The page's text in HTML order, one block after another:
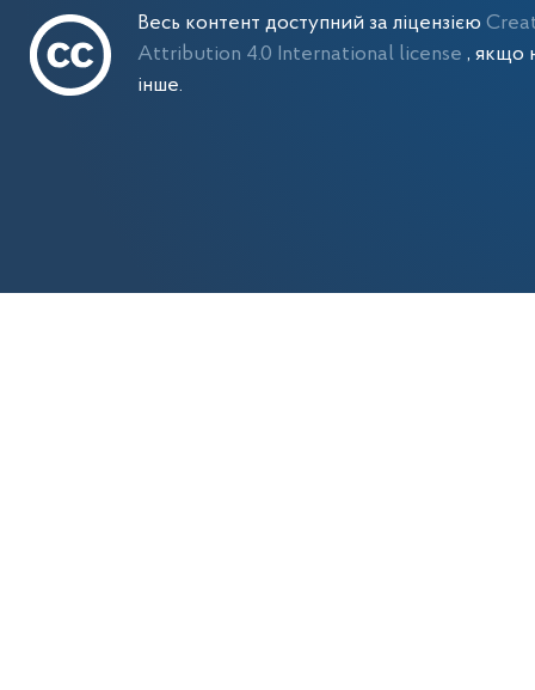
Весь контент доступний за ліцензією
Attribution 4.0 International license , якщо
інше.